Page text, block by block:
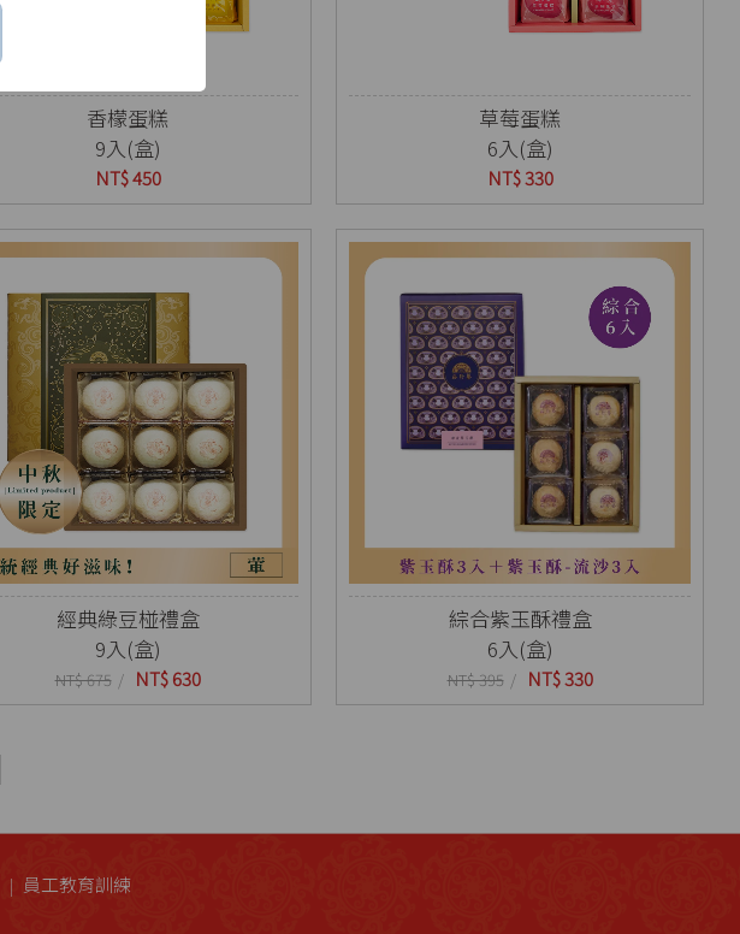
香檬蛋糕
9入(盒)
NT$ 450
草莓蛋糕
6入(盒)
NT$ 330
經典綠豆椪禮盒
9入(盒)
NT$ 675 NT$ 630
綜合紫玉酥禮盒
6入(盒)
NT$ 395 NT$ 330
員工教育訓練